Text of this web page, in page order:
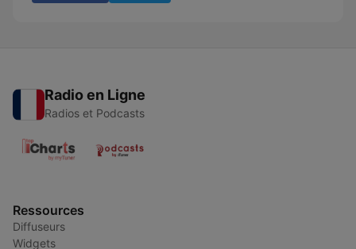
Radio en Ligne
Radios et Podcasts
Ressources
Diffuseurs
Widgets